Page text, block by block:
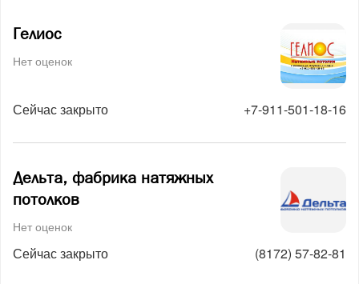
Гелиос
Нет оценок
Сейчас закрыто +7-911-501-18-16
Дельта, фабрика натяжных
потолков
Нет оценок
Сейчас закрыто (8172) 57-82-81